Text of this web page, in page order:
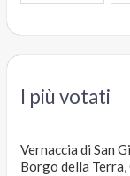
I più votati
Vernaccia di San
Borgo della